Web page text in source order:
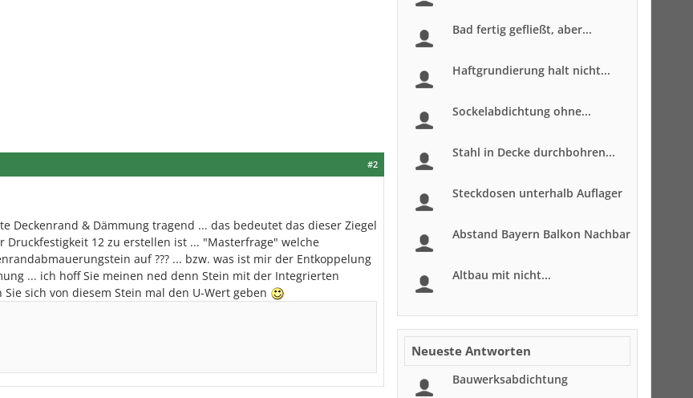
#2
Deckenrand & Dämmung tragend ... das bedeutet das dieser Ziegel
Druckfestigkeit 12 zu erstellen ist ... "Masterfrage" welche
auf ??? ... bzw. was ist mir der Entkoppelung
... ich hoff Sie meinen ned denn Stein mit der Integrierten
sich von diesem Stein mal den U-Wert geben
Bad fertig gefließt, aber...
Haftgrundierung halt nicht...
Sockelabdichtung ohne...
Stahl in Decke durchbohren...
Steckdosen unterhalb Auflager
Abstand Bayern Balkon Nachbar
Altbau mit nicht...
Neueste Antworten
Bauwerksabdichtung